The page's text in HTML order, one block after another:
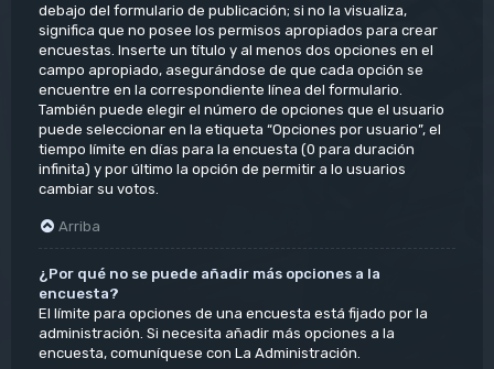
debajo del formulario de publicación; si no la visualiza,
significa que no posee los permisos apropiados para crear
encuestas. Inserte un título y al menos dos opciones en el
campo apropiado, asegurándose de que cada opción se
encuentre en la correspondiente línea del formulario.
También puede elegir el número de opciones que el usuario
puede seleccionar en la etiqueta “Opciones por usuario”, el
tiempo límite en días para la encuesta (0 para duración
infinita) y por último la opción de permitir a lo usuarios
cambiar su votos.
Arriba
¿Por qué no se puede añadir más opciones a la
encuesta?
El límite para opciones de una encuesta está fijado por la
administración. Si necesita añadir más opciones a la
encuesta, comuníquese con La Administración.